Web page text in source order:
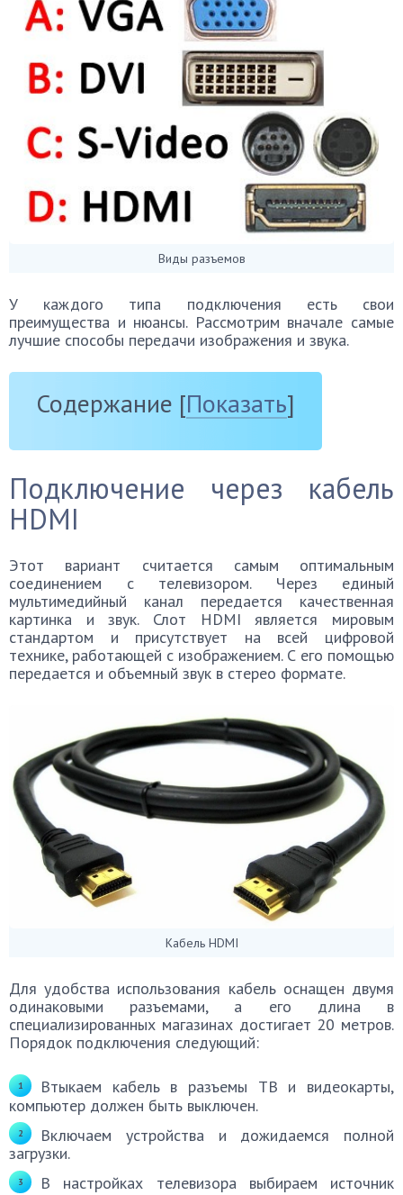
Виды разъемов
У каждого типа подключения есть свои
преимущества и нюансы. Рассмотрим вначале самые
лучшие способы передачи изображения и звука.
Содержание [Показать]
Подключение через кабель
HDMI
Этот вариант считается самым оптимальным
соединением с телевизором. Через единый
мультимедийный канал передается качественная
картинка и звук. Слот HDMI является мировым
стандартом и присутствует на всей цифровой
технике, работающей с изображением. С его помощью
передается и объемный звук в стерео формате.
Кабель HDMI
Для удобства использования кабель оснащен двумя
одинаковыми разъемами, а его длина в
специализированных магазинах достигает 20 метров.
Порядок подключения следующий:
Втыкаем кабель в разъемы ТВ и видеокарты,
компьютер должен быть выключен.
Включаем устройства и дожидаемся полной
загрузки.
В настройках телевизора выбираем источник